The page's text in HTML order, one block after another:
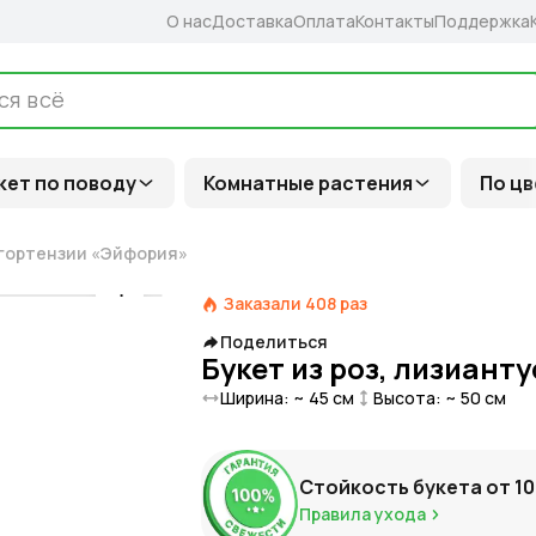
по поводу Комнатные растения По
О насДоставкаОплатаКонтактыПоддержка
«Эйфория»
Заказали 408 раз
Поделиться
Букет из роз,
Ширина: ~ 45 см Высота: ~ 50 см
Стойкость букета от 10
Правила ухода